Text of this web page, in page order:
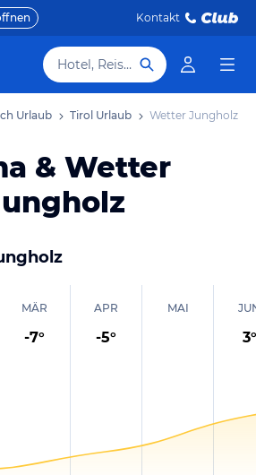
Kontakt
Hotel, Reiseziel
Urlaub Tirol Urlaub Wetter Jungholz
& Wetter
MÄR
-7°
APR
-5°
MAI
3°